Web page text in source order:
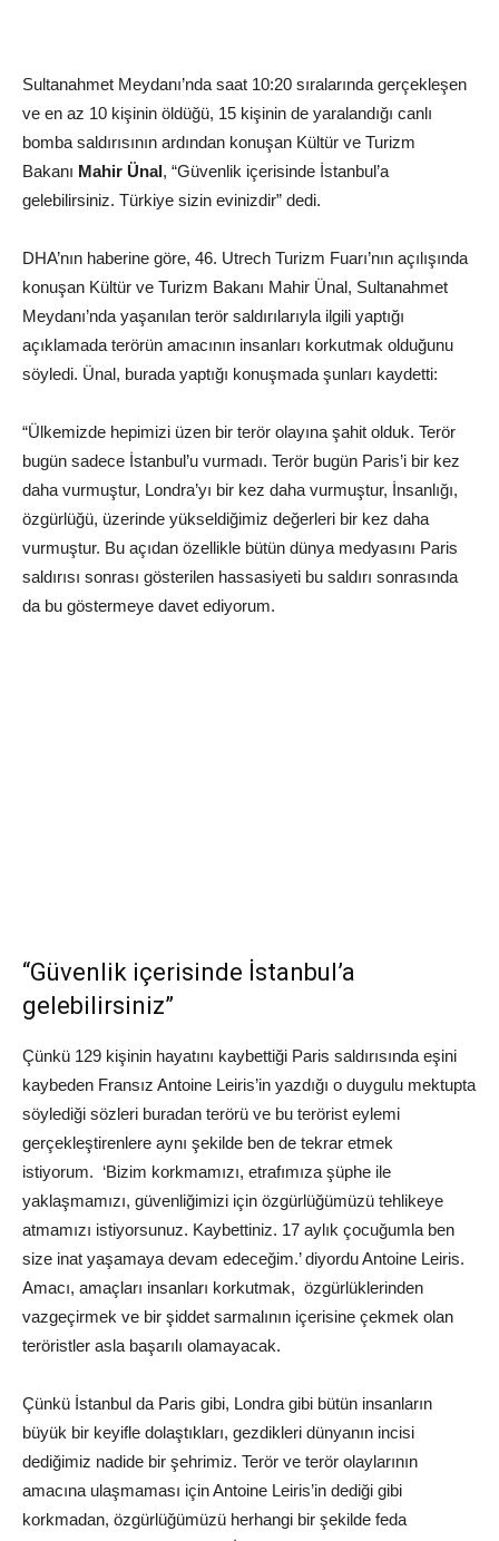
Sultanahmet Meydanı’nda saat 10:20 sıralarında gerçekleşen
ve en az 10 kişinin öldüğü, 15 kişinin de yaralandığı canlı
bomba saldırısının ardından konuşan Kültür ve Turizm
Bakanı Mahir Ünal, “Güvenlik içerisinde İstanbul’a
gelebilirsiniz. Türkiye sizin evinizdir” dedi.
DHA’nın haberine göre, 46. Utrech Turizm Fuarı’nın açılışında
konuşan Kültür ve Turizm Bakanı Mahir Ünal, Sultanahmet
Meydanı’nda yaşanılan terör saldırılarıyla ilgili yaptığı
açıklamada terörün amacının insanları korkutmak olduğunu
söyledi. Ünal, burada yaptığı konuşmada şunları kaydetti:
“Ülkemizde hepimizi üzen bir terör olayına şahit olduk. Terör
bugün sadece İstanbul’u vurmadı. Terör bugün Paris’i bir kez
daha vurmuştur, Londra’yı bir kez daha vurmuştur, İnsanlığı,
özgürlüğü, üzerinde yükseldiğimiz değerleri bir kez daha
vurmuştur. Bu açıdan özellikle bütün dünya medyasını Paris
saldırısı sonrası gösterilen hassasiyeti bu saldırı sonrasında
da bu göstermeye davet ediyorum.
“Güvenlik içerisinde İstanbul’a
gelebilirsiniz”
Çünkü 129 kişinin hayatını kaybettiği Paris saldırısında eşini
kaybeden Fransız Antoine Leiris’in yazdığı o duygulu mektupta
söylediği sözleri buradan terörü ve bu terörist eylemi
gerçekleştirenlere aynı şekilde ben de tekrar etmek
istiyorum. ‘Bizim korkmamızı, etrafımıza şüphe ile
yaklaşmamızı, güvenliğimizi için özgürlüğümüzü tehlikeye
atmamızı istiyorsunuz. Kaybettiniz. 17 aylık çocuğumla ben
size inat yaşamaya devam edeceğim.’ diyordu Antoine Leiris.
Amacı, amaçları insanları korkutmak, özgürlüklerinden
vazgeçirmek ve bir şiddet sarmalının içerisine çekmek olan
teröristler asla başarılı olamayacak.
Çünkü İstanbul da Paris gibi, Londra gibi bütün insanların
büyük bir keyifle dolaştıkları, gezdikleri dünyanın incisi
dediğimiz nadide bir şehrimiz. Terör ve terör olaylarının
amacına ulaşmaması için Antoine Leiris’in dediği gibi
korkmadan, özgürlüğümüzü herhangi bir şekilde feda